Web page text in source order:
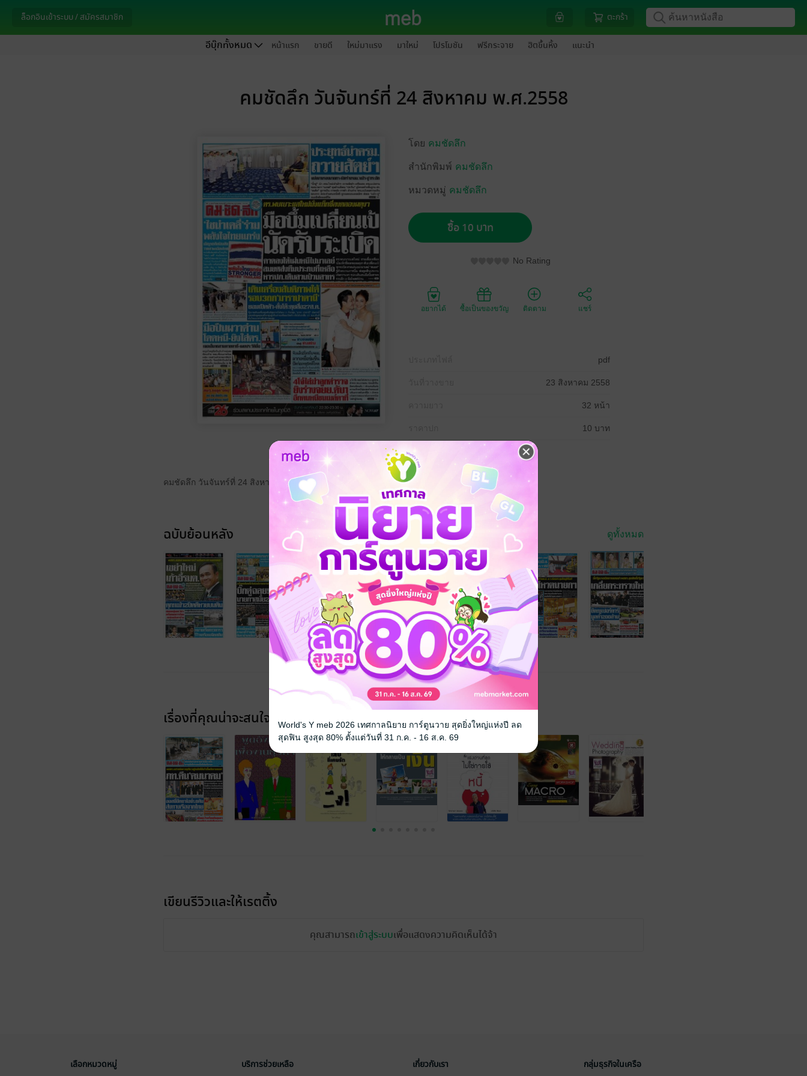
ล็อกอินเข้าระบบ / สมัครสมาชิก ตะกร้า
อีบุ๊กทั้งหมด หน้าแรก ขายดี ใหม่มาแรง มาใหม่ โปรโมชัน ฟรีกระจาย ฮิตขึ้นหิ้ง แนะนำ
คมชัดลึก วันจันทร์ที่ 24 สิงหาคม พ.ศ.2558
โดย คมชัดลึก
สำนักพิมพ์ คมชัดลึก
หมวดหมู่ คมชัดลึก
ซื้อ 10 บาท
No Rating
อยากได้ ซื้อเป็นของขวัญ ติดตาม แชร์
pdf
23 สิงหาคม 2558
32 หน้า
10 บาท
คมชัดลึก วันจันทร์ที่ 24 สิงหาคม พ.ศ.2558
ฉบับย้อนหลัง ดูทั้งหมด
เรื่องที่คุณน่าจะสนใจ
เขียนรีวิวและให้เรตติ้ง
คุณสามารถเข้าสู่ระบบเพื่อแสดงความคิดเห็นได้จ้า
เลือกหมวดหมู่ บริการช่วยเหลือ เกี่ยวกับเรา กลุ่มธุรกิจในเครือ
World's Y meb 2026 เทศกาลนิยาย การ์ตูนวาย สุดยิ่งใหญ่แห่งปี ลด
สุดฟิน สูงสุด 80% ตั้งแต่วันที่ 31 ก.ค. - 16 ส.ค. 69